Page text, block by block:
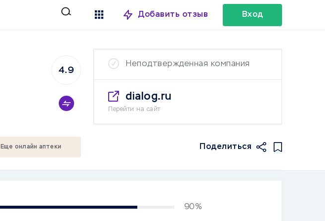
Добавить отзыв Вход
4.9
Неподтвержденная компания
dialog.ru
Перейти на сайт
Еще онлайн аптеки Поделиться
90%